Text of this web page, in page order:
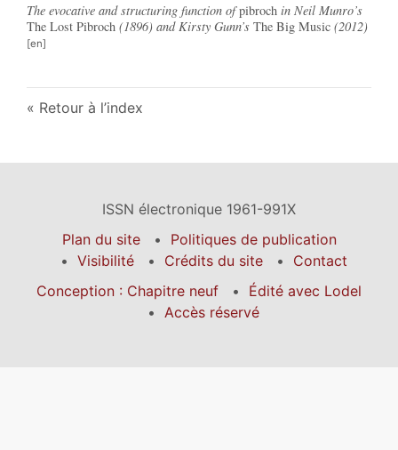
The evocative and structuring function ofpibroch in Neil Munro’s
The Lost Pibroch (1896) and Kirsty Gunn’s The Big Music (2012)
Retour à l’index
ISSN électronique 1961-991X
Plan du site
Politiques de publication
Visibilité
Crédits du site
Contact
Conception : Chapitre neuf
Édité avec Lodel
Accès réservé